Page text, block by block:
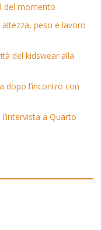
del momento
peso e lavoro
del kidswear alla
dopo l’incontro con
a Quarto